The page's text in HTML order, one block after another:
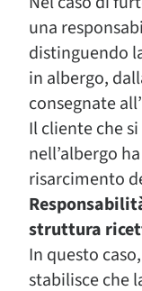
una
distinguendo
in albergo,
consegnate
Il cliente che
nell’albergo
risarcimento
struttura
In questo
stabilisce che